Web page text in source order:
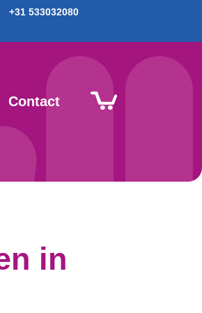
+31 533032080
Contact
in